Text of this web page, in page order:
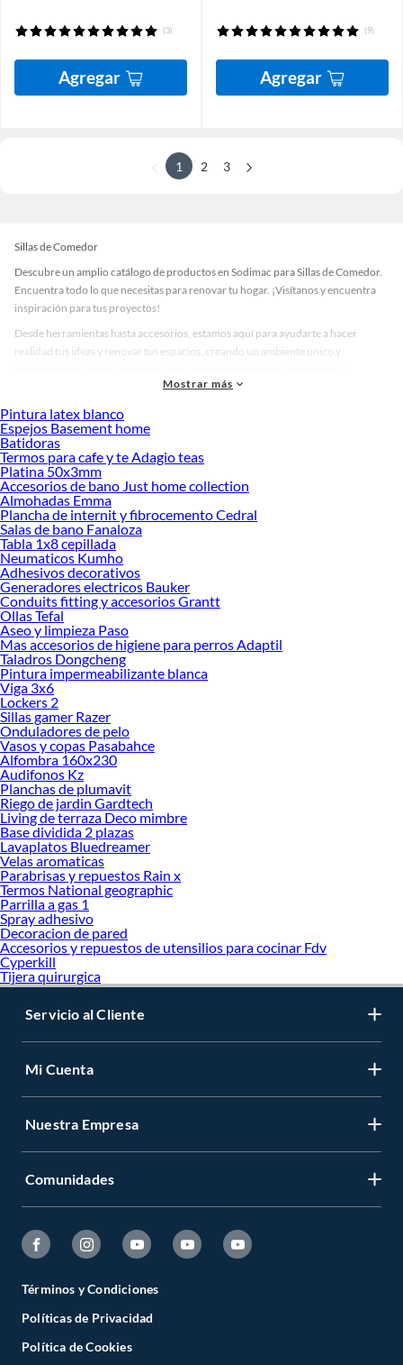
(3)
Agregar
(9)
Agregar
1 2 3
Sillas de Comedor
Descubre un amplio catálogo de productos en Sodimac para Sillas de Comedor.
Encuentra todo lo que necesitas para renovar tu hogar. ¡Visítanos y encuentra
inspiración para tus proyectos!
Desde herramientas hasta accesorios, estamos aquí para ayudarte a hacer
realidad tus ideas y renovar tus espacios, creando un ambiente único y
accesorios de calidad que te ayudarán a crear un espacio más tú.
Desde remodelaciones hasta proyectos de decoración, estamos aquí para hacer
tus ideas realidad. ¡Visítanos y encuentra todo lo que tenemos para ofrecerte en
Sillas de Comedor!
Explora la variedad de productos de Sillas de Comedor en Sodimac
Herramientas, materiales y accesorios de calidad para tus proyectos y
renovación de espacios. ¡Visítanos y descubre todo lo que tenemos para
ofrecerte!
Encuentra una amplia variedad de productos de Sillas de Comedor en Sodimac.
Encuentra todo lo necesario para tus proyectos de renovación y decoración.
¡Visítanos y haz tus ideas realidad!
Mostrar más
Pintura latex blanco
Espejos Basement home
Batidoras
Termos para cafe y te Adagio teas
Platina 50x3mm
Accesorios de bano Just home collection
Almohadas Emma
Plancha de internit y fibrocemento Cedral
Salas de bano Fanaloza
Tabla 1x8 cepillada
Neumaticos Kumho
Adhesivos decorativos
Generadores electricos Bauker
Conduits fitting y accesorios Grantt
Ollas Tefal
Aseo y limpieza Paso
Mas accesorios de higiene para perros Adaptil
Taladros Dongcheng
Pintura impermeabilizante blanca
Viga 3x6
Lockers 2
Sillas gamer Razer
Onduladores de pelo
Vasos y copas Pasabahce
Alfombra 160x230
Audifonos Kz
Planchas de plumavit
Riego de jardin Gardtech
Living de terraza Deco mimbre
Base dividida 2 plazas
Lavaplatos Bluedreamer
Velas aromaticas
Parabrisas y repuestos Rain x
Termos National geographic
Parrilla a gas 1
Spray adhesivo
Decoracion de pared
Accesorios y repuestos de utensilios para cocinar Fdv
Cyperkill
Tijera quirurgica
Servicio al Cliente
Mi Cuenta
Nuestra Empresa
Comunidades
Términos y Condiciones
Políticas de Privacidad
Política de Cookies